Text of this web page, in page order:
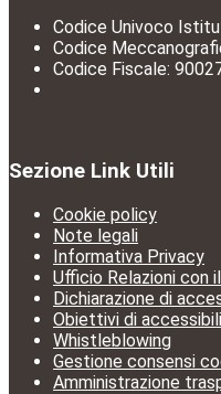
Codice Univoco
Codice
Codice Fiscale:
Sezione Link Utili
Cookie policy
Note legali
Informativa Privacy
Ufficio Relazioni con
Dichiarazione di
Obiettivi di
Whistleblowing
Gestione consensi
Amministrazione